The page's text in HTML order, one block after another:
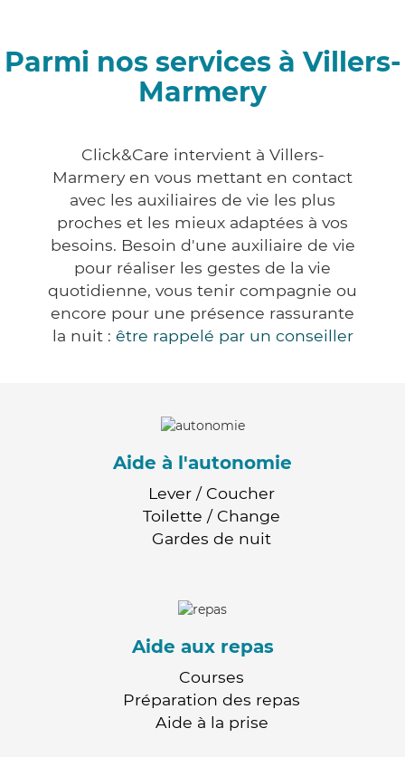
Parmi nos services à Villers-
Marmery
Click&Care intervient à Villers-
Marmery en vous mettant en contact
avec les auxiliaires de vie les plus
proches et les mieux adaptées à vos
besoins. Besoin d'une auxiliaire de vie
pour réaliser les gestes de la vie
quotidienne, vous tenir compagnie ou
encore pour une présence rassurante
la nuit : être rappelé par un conseiller
Aide à l'autonomie
Lever / Coucher
Toilette / Change
Gardes de nuit
Aide aux repas
Courses
Préparation des repas
Aide à la prise